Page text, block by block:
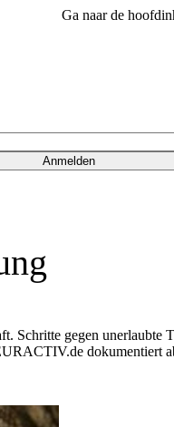
Ga naar de
Anmelden
gegen unerlaubte
dokumentiert